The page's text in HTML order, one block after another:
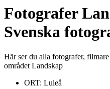
Fotografer
Svenska
Här ser du alla fotografer,
området Landskap
ORT: Luleå